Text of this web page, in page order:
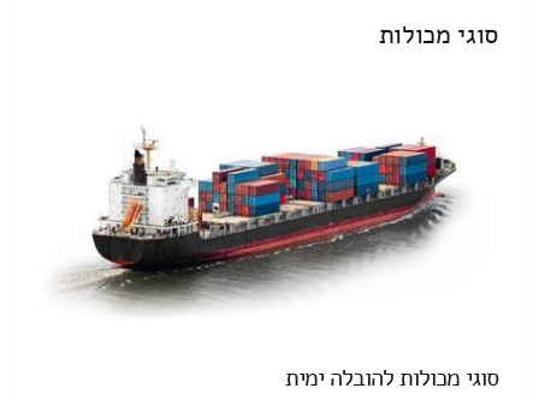
סוגי מכולות
סוגי מכולות להובלה ימית